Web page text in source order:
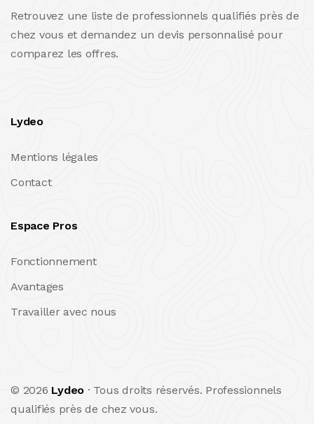
Retrouvez une liste de professionnels qualifiés près de
chez vous et demandez un devis personnalisé pour
comparez les offres.
Lydeo
Mentions légales
Contact
Espace Pros
Fonctionnement
Avantages
Travailler avec nous
© 2026 Lydeo · Tous droits réservés. Professionnels
qualifiés près de chez vous.